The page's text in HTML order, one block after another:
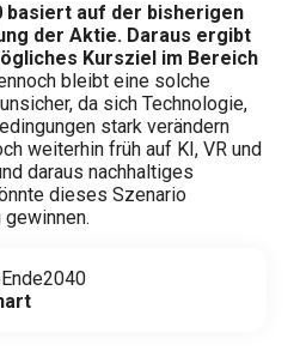
basiert auf der bisherigen
der Aktie. Daraus ergibt
Kursziel im Bereich
bleibt eine solche
da sich Technologie,
stark verändern
weiterhin früh auf KI, VR und
daraus nachhaltiges
dieses Szenario